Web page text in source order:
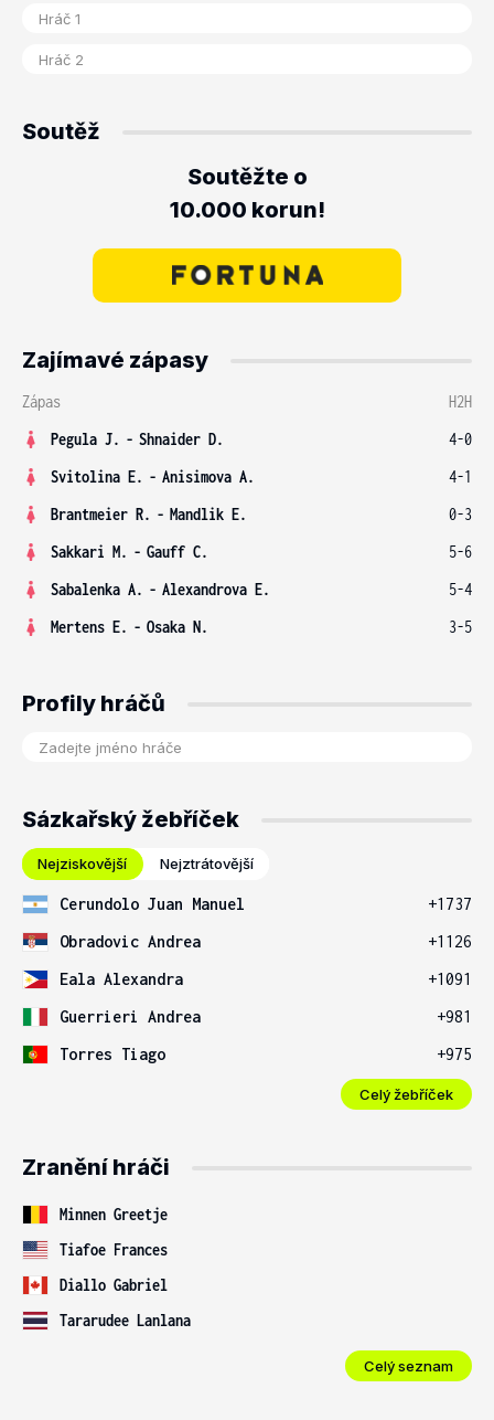
Soutěž
Soutěžte o
10.000 korun!
Zajímavé zápasy
Zápas
H2H
Pegula J. - Shnaider D.
4-0
Svitolina E. - Anisimova A.
4-1
Brantmeier R. - Mandlik E.
0-3
Sakkari M. - Gauff C.
5-6
Sabalenka A. - Alexandrova E.
5-4
Mertens E. - Osaka N. 3-5
Profily hráčů
Sázkařský žebříček
Nejziskovější Nejztrátovější
Cerundolo Juan Manuel
+1737
Obradovic Andrea
+1126
Eala Alexandra
+1091
Guerrieri Andrea
+981
Torres Tiago
+975
Celý žebříček
Zranění hráči
Minnen Greetje
Tiafoe Frances
Diallo Gabriel
Tararudee Lanlana
Celý seznam